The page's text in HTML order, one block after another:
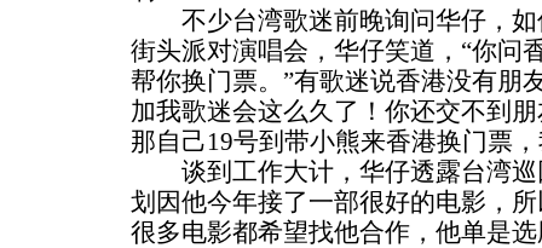
不少台湾歌迷前晚询问华仔，如
街头派对演唱会，华仔笑道，“你问
帮你换门票。”有歌迷说香港没有朋
加我歌迷会这么久了！你还交不到
那自己19号到带小熊来香港换门票
谈到工作大计，华仔透露台湾巡
划因他今年接了一部很好的电影，
很多电影都希望找他合作，他单是